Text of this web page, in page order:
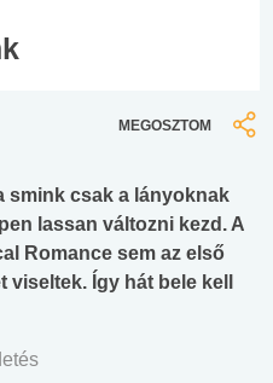
MEGOSZTOM
smink csak a lányoknak
lassan változni kezd. A
Romance sem az első
Így hát bele kell